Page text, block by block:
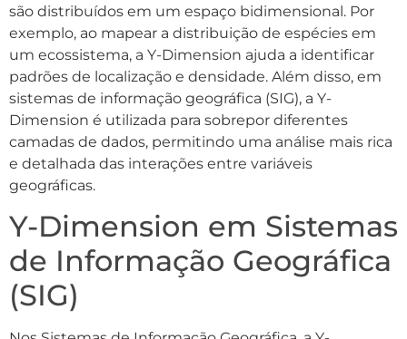
são distribuídos em um espaço bidimensional. Por
exemplo, ao mapear a distribuição de espécies em
um ecossistema, a Y-Dimension ajuda a identificar
padrões de localização e densidade. Além disso, em
sistemas de informação geográfica (SIG), a Y-
Dimension é utilizada para sobrepor diferentes
camadas de dados, permitindo uma análise mais rica
e detalhada das interações entre variáveis
geográficas.
Y-Dimension em Sistemas
de Informação Geográfica
(SIG)